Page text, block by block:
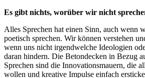
Es gibt nichts, worüber wir nicht
Alles Sprechen hat einen Sinn, auch wenn
poetisch sprechen. Wir können verstehen
wenn uns nicht irgendwelche Ideologien
daran hindern. Die Betondecken in Bezug
Sprechen sind die Innovationsmauern, die
wollen und kreative Impulse einfach